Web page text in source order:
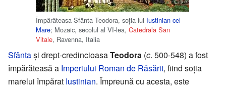
Împărăteasa Sfânta Teodora, soția lui Iustinian cel
Mare; Mozaic, secolul al VI-lea, Catedrala San
Vitale, Ravenna, Italia
Sfântași drept-credincioasaTeodora (c. 500-548) a fost
împărăteasă a Imperiului Roman de Răsărit, fiind soția
marelui împărat Iustinian. Împreună cu acesta, este